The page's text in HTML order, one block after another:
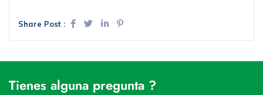
Share Post :
Tienes alguna pregunta ?